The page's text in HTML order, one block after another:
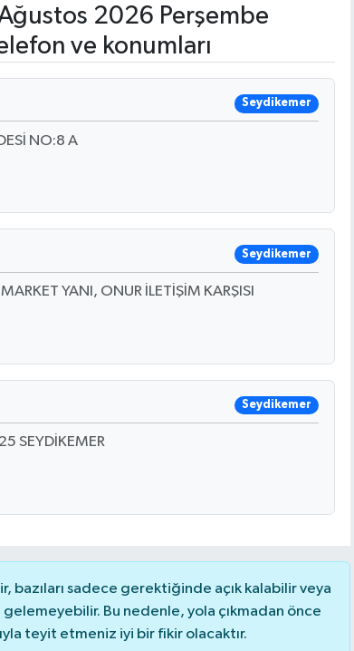
2026 Perşembe
ve konumları
Seydikemer
NO:8 A
Seydikemer
YANI, ONUR İLETİŞİM KARŞISI
Seydikemer
SEYDİKEMER
bazıları sadece gerektiğinde açık kalabilir veya
Bu nedenle, yola çıkmadan önce
teyit etmeniz iyi bir fikir olacaktır.